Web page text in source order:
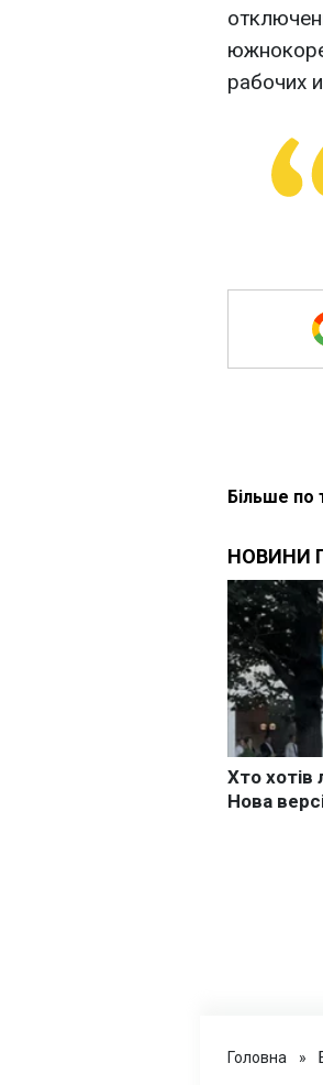
рабочих
Більше по
Головна »